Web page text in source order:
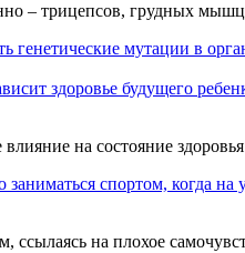
– трицепсов, грудных
генетические мутации в
здоровье будущего
на состояние здоровья
заниматься спортом, когда на
на плохое